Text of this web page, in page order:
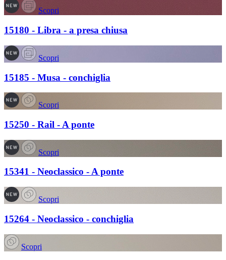
Scopri
15180 - Libra - a presa chiusa
Scopri
15185 - Musa - conchiglia
Scopri
15250 - Rail - A ponte
Scopri
15341 - Neoclassico - A ponte
Scopri
15264 - Neoclassico - conchiglia
Scopri